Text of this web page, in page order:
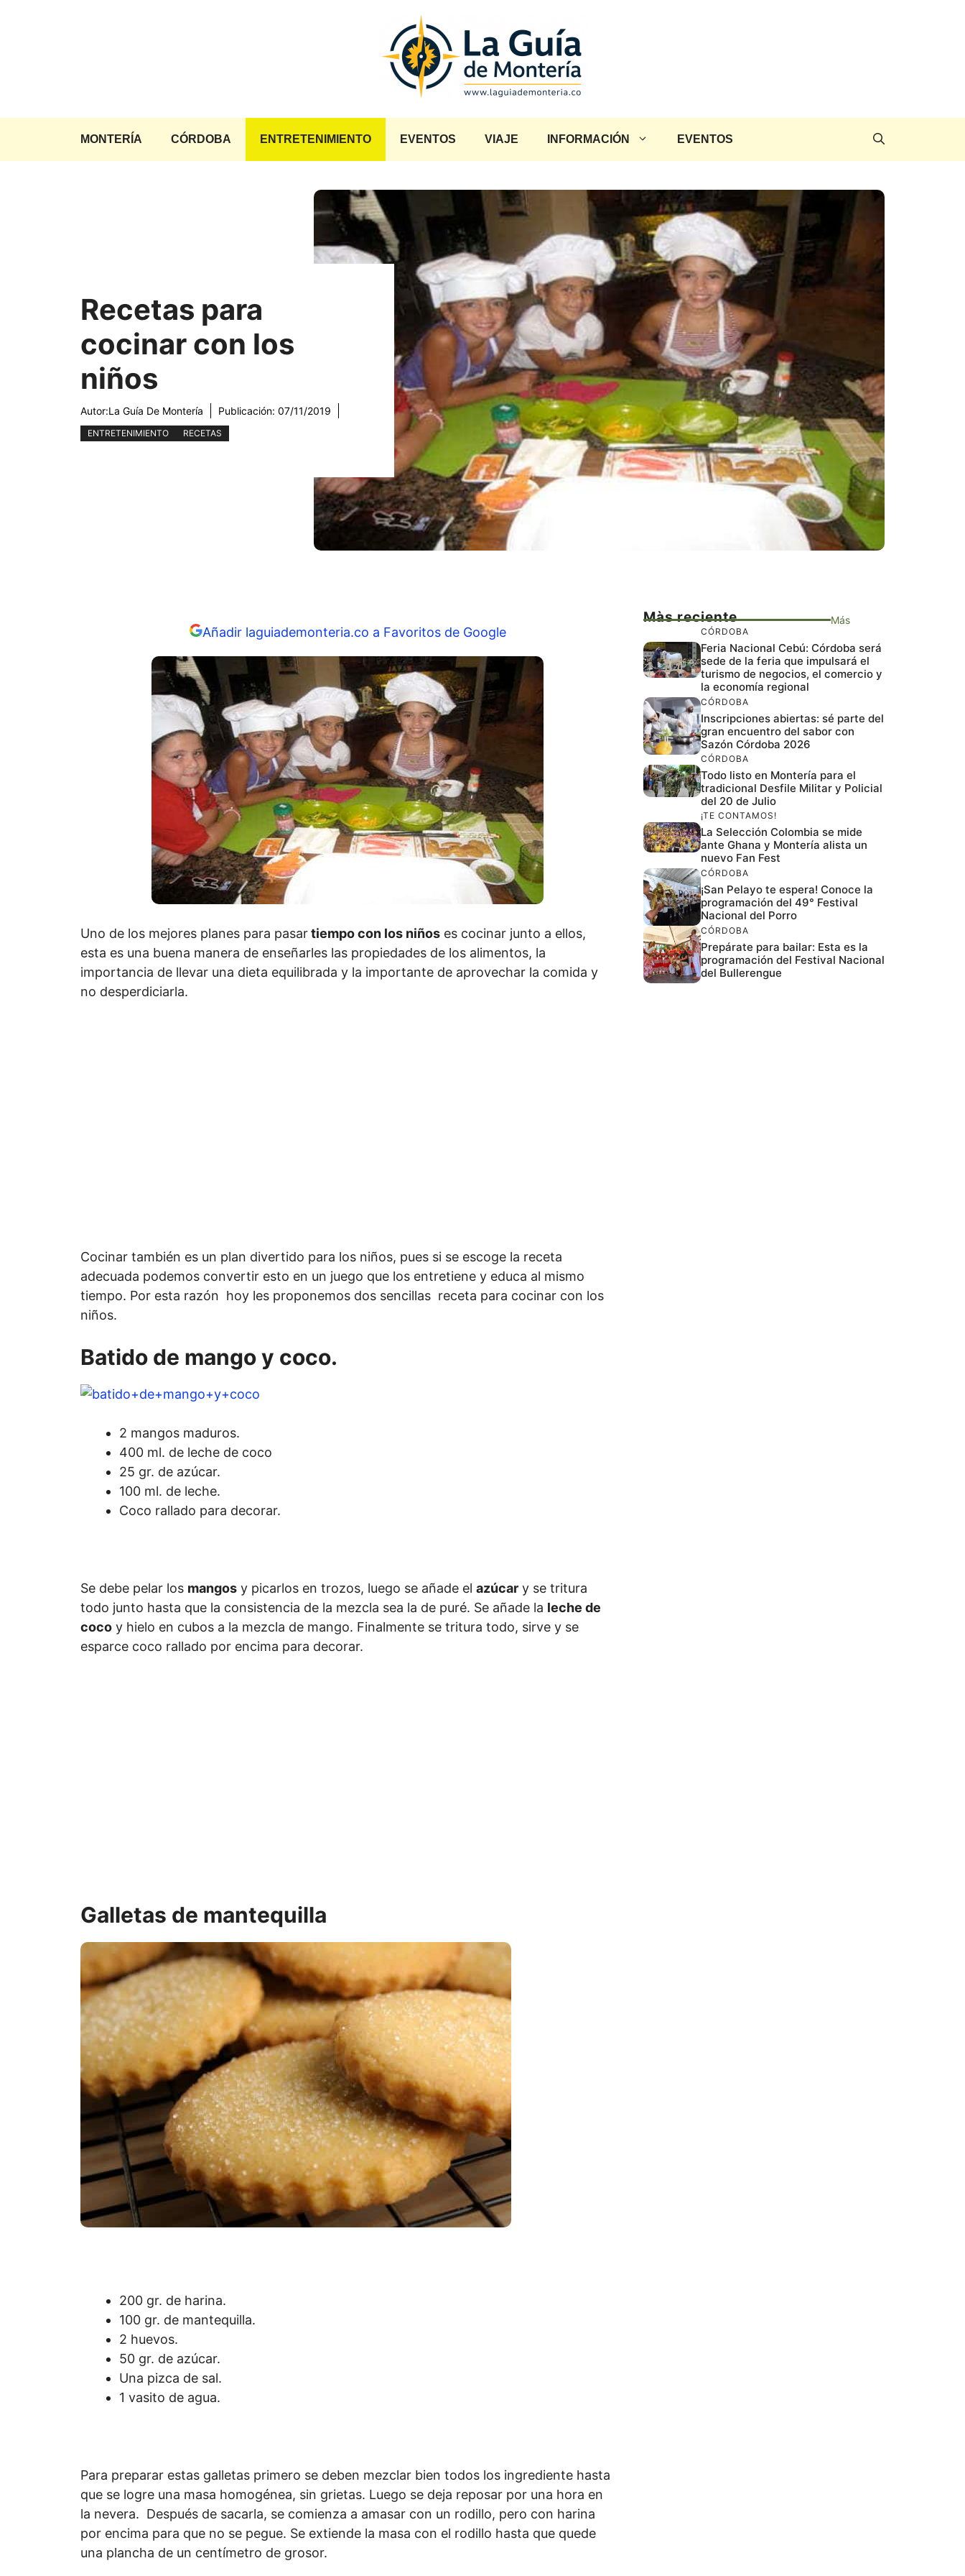
MONTERÍA CÓRDOBA ENTRETENIMIENTO EVENTOS VIAJE INFORMACIÓN EVENTOS
Recetas para
cocinar con los
niños
Autor:La Guía De Montería Publicación: 07/11/2019
ENTRETENIMIENTO RECETAS
Añadir laguiademonteria.co a Favoritos de Google
Uno de los mejores planes para pasartiempo con los niños es cocinar junto a ellos,
esta es una buena manera de enseñarles las propiedades de los alimentos, la
importancia de llevar una dieta equilibrada y la importante de aprovechar la comida y
no desperdiciarla.
Cocinar también es un plan divertido para los niños, pues si se escoge la receta
adecuada podemos convertir esto en un juego que los entretiene y educa al mismo
tiempo. Por esta razón hoy les proponemos dos sencillas receta para cocinar con los
niños.
Batido de mango y coco.
2 mangos maduros.
400 ml. de leche de coco
25 gr. de azúcar.
100 ml. de leche.
Coco rallado para decorar.
Se debe pelar los mangos y picarlos en trozos, luego se añade el azúcar y se tritura
todo junto hasta que la consistencia de la mezcla sea la de puré. Se añade la leche de
coco y hielo en cubos a la mezcla de mango. Finalmente se tritura todo, sirve y se
esparce coco rallado por encima para decorar.
Galletas de mantequilla
200 gr. de harina.
100 gr. de mantequilla.
2 huevos.
50 gr. de azúcar.
Una pizca de sal.
1 vasito de agua.
Para preparar estas galletas primero se deben mezclar bien todos los ingrediente hasta
que se logre una masa homogénea, sin grietas. Luego se deja reposar por una hora en
la nevera. Después de sacarla, se comienza a amasar con un rodillo, pero con harina
por encima para que no se pegue. Se extiende la masa con el rodillo hasta que quede
una plancha de un centímetro de grosor.
Màs reciente Más
CÓRDOBA
Feria Nacional Cebú: Córdoba será
sede de la feria que impulsará el
turismo de negocios, el comercio y
la economía regional
CÓRDOBA
Inscripciones abiertas: sé parte del
gran encuentro del sabor con
Sazón Córdoba 2026
CÓRDOBA
Todo listo en Montería para el
tradicional Desfile Militar y Policial
del 20 de Julio
¡TE CONTAMOS!
La Selección Colombia se mide
ante Ghana y Montería alista un
nuevo Fan Fest
CÓRDOBA
¡San Pelayo te espera! Conoce la
programación del 49° Festival
Nacional del Porro
CÓRDOBA
Prepárate para bailar: Esta es la
programación del Festival Nacional
del Bullerengue